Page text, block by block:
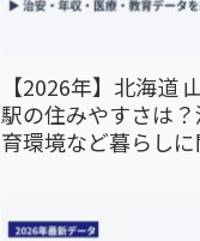
【2026年】北海道
駅の住みやすさは
育環境など暮らし